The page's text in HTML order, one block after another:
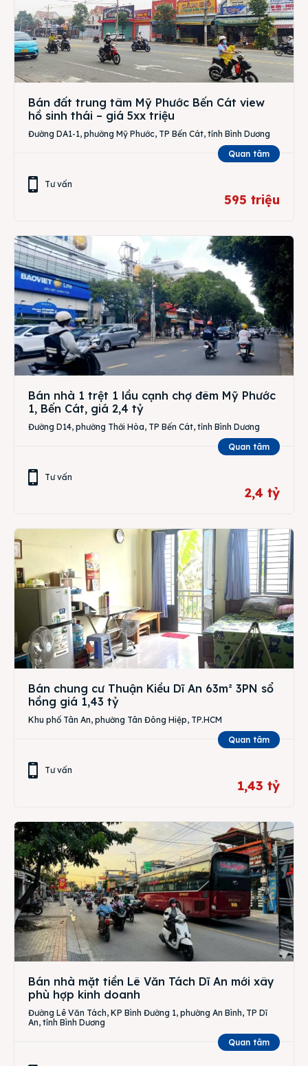
Bán đất trung tâm Mỹ Phước Bến Cát view
hồ sinh thái – giá 5xx triệu
Đường DA1-1, phường Mỹ Phước, TP Bến Cát, tỉnh Bình Dương
Quan tâm
Tư vấn
595 triệu
Bán nhà 1 trệt 1 lầu cạnh chợ đêm Mỹ Phước
1, Bến Cát, giá 2,4 tỷ
Đường D14, phường Thới Hòa, TP Bến Cát, tỉnh Bình Dương
Quan tâm
Tư vấn
2,4 tỷ
Bán chung cư Thuận Kiều Dĩ An 63m² 3PN sổ
hồng giá 1,43 tỷ
Khu phố Tân An, phường Tân Đông Hiệp, TP.HCM
Quan tâm
Tư vấn
1,43 tỷ
Bán nhà mặt tiền Lê Văn Tách Dĩ An mới xây
phù hợp kinh doanh
Đường Lê Văn Tách, KP Bình Đường 1, phường An Bình, TP Dĩ
An, tỉnh Bình Dương
Quan tâm